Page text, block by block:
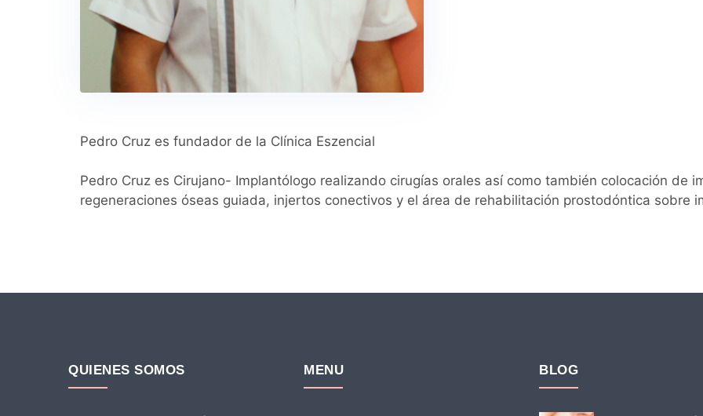
Pedro Cruz es fundador de la Clínica Eszencial
Pedro Cruz es Cirujano- Implantólogo realizando cirugías orales así como también colocación de
regeneraciones óseas guiada, injertos conectivos y el área de rehabilitación prostodóntica sobre
QUIENES SOMOS MENU BLOG